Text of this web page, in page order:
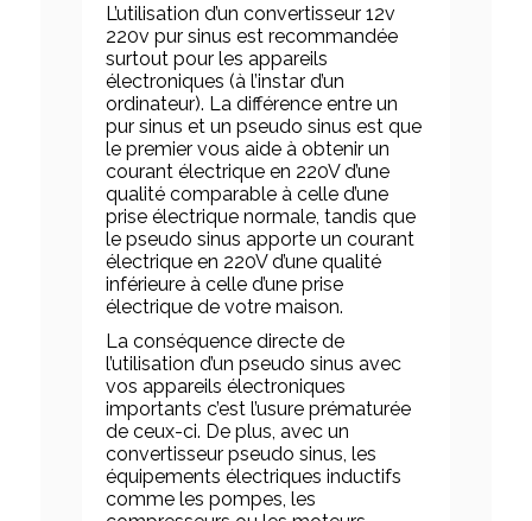
L’utilisation d’un convertisseur 12v
220v pur sinus est recommandée
surtout pour les appareils
électroniques (à l’instar d’un
ordinateur). La différence entre un
pur sinus et un pseudo sinus est que
le premier vous aide à obtenir un
courant électrique en 220V d’une
qualité comparable à celle d’une
prise électrique normale, tandis que
le pseudo sinus apporte un courant
électrique en 220V d’une qualité
inférieure à celle d’une prise
électrique de votre maison.
La conséquence directe de
l’utilisation d’un pseudo sinus avec
vos appareils électroniques
importants c’est l’usure prématurée
de ceux-ci. De plus, avec un
convertisseur pseudo sinus, les
équipements électriques inductifs
comme les pompes, les